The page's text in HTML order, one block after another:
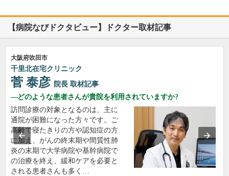
【病院なびドクタビュー】ドクター取材記事
大阪府吹田市
千里北在宅クリニック
菅 泰彦 院長 取材記事
どのような患者さんが貴院を利用されていますか?
訪問診療の対象となるのは、主に
通院が困難になった方々です。ご
高齢で寝たきりの方や認知症の方
に加え、がんの終末期や間質性肺
炎の末期で大学病院や基幹病院で
の治療を終え、緩和ケアを必要と
される患者さんも多く…